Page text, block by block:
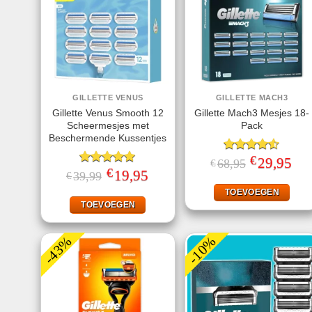
GILLETTE VENUS
Gillette Venus Smooth 12
Scheermesjes met
Beschermende Kussentjes
Gewaardeerd
5.00uit 5
€39,99 Oorspronkelijke
prijs
€39,99.
€ 19,95prijs
TOEVOEGEN
GILLETTE MACH3
Gillette Mach3 Mesjes 18-
Pack
Gewaardeerd
4.50uit 5
€68,95
prijs
€68,95.
€29,95
TOEVOEGEN
-43% -10%